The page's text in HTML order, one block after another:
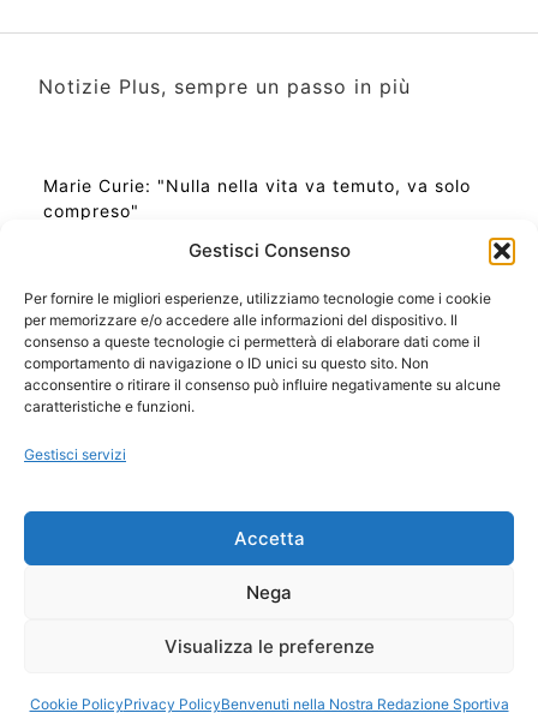
Gestisci Consenso
Per fornire le migliori esperienze, utilizziamo tecnologie come i cookie
per memorizzare e/o accedere alle informazioni del dispositivo. Il
consenso a queste tecnologie ci permetterà di elaborare dati come il
comportamento di navigazione o ID unici su questo sito. Non
acconsentire o ritirare il consenso può influire negativamente su alcune
caratteristiche e funzioni.
Gestisci servizi
Accetta
Nega
Visualizza le preferenze
Cookie PolicyPrivacy PolicyBenvenuti nella Nostra Redazione Sportiva
Notizie Plus, sempre un passo in più
Marie Curie: "Nulla nella vita va temuto, va solo
compreso"
Ora Esatta in Italia in questo momento
Ti Senti Strano Ultimamente? Potrebbe Essere per
la Risonanza di Schumann
Come Sapere Se Stai Ascendendo alla Quinta
Copyright 2026 NotiziePlus.com
📰 Contenuto Umano Verificato
Privacy Coockie
Pubblicità